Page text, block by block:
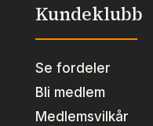
Kundeklubb
Se fordeler
Bli medlem
Medlemsvilkår